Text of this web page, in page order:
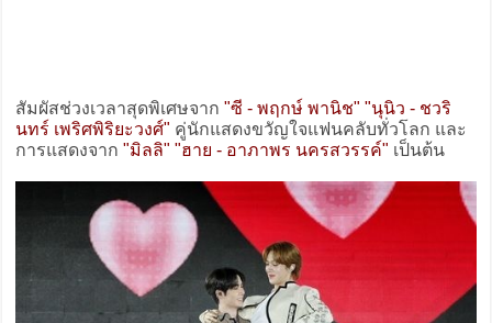
สัมผัสช่วงเวลาสุดพิเศษจาก "ซี - พฤกษ์ พานิช" "นุนิว - ชวริ
นทร์ เพริศพิริยะวงศ์" คู่นักแสดงขวัญใจแฟนคลับทั่วโลก และ
การแสดงจาก "มิลลิ" "ฮาย - อาภาพร นครสวรรค์" เป็นต้น